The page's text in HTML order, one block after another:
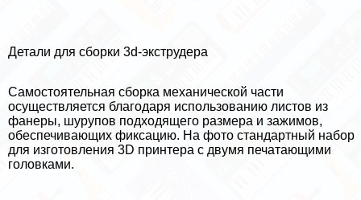
Детали для сборки 3d-экструдера
Самостоятельная сборка механической части
осуществляется благодаря использованию листов из
фанеры, шурупов подходящего размера и зажимов,
обеспечивающих фиксацию. На фото стандартный набор
для изготовления 3D принтера с двумя печатающими
головками.